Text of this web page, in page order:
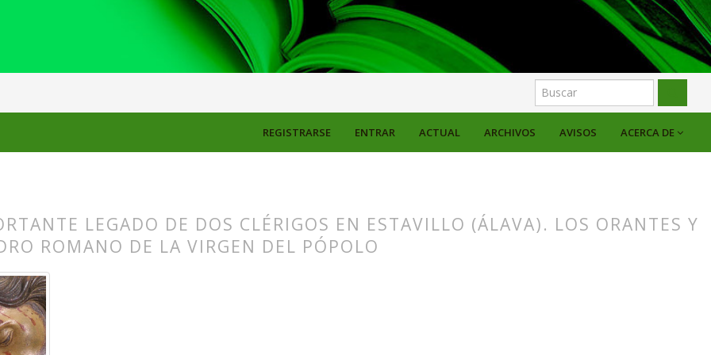
ACTUAL ARCHIVOS AVISOS ACERCA DE
REGISTRARSE ENTRAR
LEGADO DE DOS CLÉRIGOS EN ESTAVILLO (ÁLAVA). LOS ORANTES Y
ROMANO DE LA VIRGEN DEL PÓPOLO